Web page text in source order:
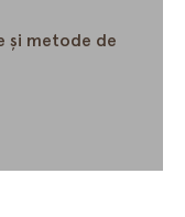
și metode de